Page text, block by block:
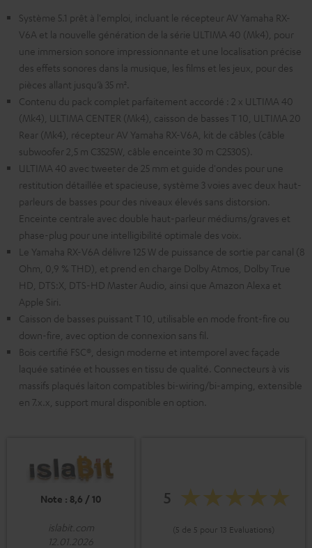
Système 5.1 prêt à l'emploi, incluant le récepteur AV Yamaha RX-
V6A et la nouvelle génération de la série ULTIMA 40 (Mk4), pour
une immersion sonore impressionnante et une localisation précise
des effets sonores dans la musique, les films et les jeux, pour des
pièces allant jusqu’à 35 m².
Contenu du pack complet parfaitement accordé : 2 x ULTIMA 40
(Mk4), ULTIMA CENTER (Mk4), caisson de basses T 10, ULTIMA 20
Rear (Mk4), récepteur AV Yamaha RX-V6A, kit de câbles (câble
subwoofer 2,5 m C3525W, câble enceinte 30 m C2530S).
ULTIMA 40 avec tweeter de 25 mm et guide d'ondes pour une
restitution détaillée et spacieuse, système 3 voies avec deux haut-
parleurs de basses pour des niveaux élevés sans distorsion.
Enceinte centrale avec double haut-parleur médiums/graves et
phase-plug pour une intelligibilité optimale des voix.
Le Yamaha RX-V6A délivre 125 W de puissance de sortie par canal (8
Ohm, 0,9 % THD), et prend en charge Dolby Atmos, Dolby True
HD, DTS:X, DTS-HD Master Audio, ainsi que Amazon Alexa et
Apple Siri.
Caisson de basses puissant T 10, utilisable en mode front-fire ou
down-fire, avec option de connexion sans fil.
Bois certifié FSC®, design moderne et intemporel avec façade
laquée satinée et housses en tissu de qualité. Connecteurs à vis
massifs plaqués laiton compatibles bi-wiring/bi-amping, extensible
en 7.x.x, support mural disponible en option.
Note : 8,6 / 10
islabit.com
12.01.2026
5
(5 de 5 pour 13 Evaluations)